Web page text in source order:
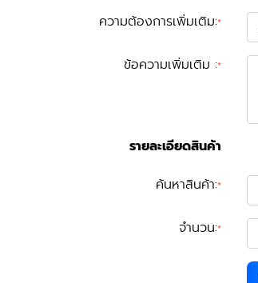
ความต้องการเพิ่มเติม:*
ข้อความเพิ่มเติม :*
รายละเอียดสินค้า
ค้นหาสินค้า:*
จำนวน:*